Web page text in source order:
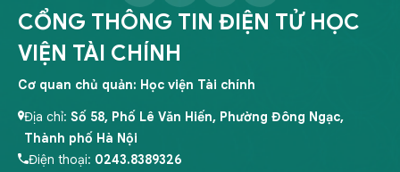
CỔNG THÔNG TIN ĐIỆN TỬ HỌC
VIỆN TÀI CHÍNH
Cơ quan chủ quản: Học viện Tài chính
Địa chỉ: Số 58, Phố Lê Văn Hiến, Phường Đông Ngạc,
Thành phố Hà Nội
Điện thoại: 0243.8389326